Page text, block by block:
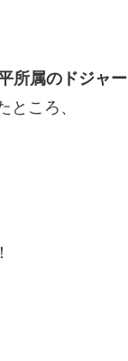
所属のドジャー
ころ、